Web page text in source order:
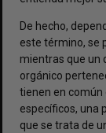
De hecho,
este término, se
mientras que un
orgánico
tienen en común
específicos, una
que se trata de